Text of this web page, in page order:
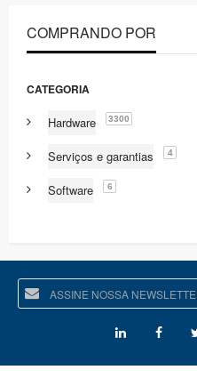
COMPRANDO POR
CATEGORIA
Hardware 3300
Serviços e garantias 4
Software 6